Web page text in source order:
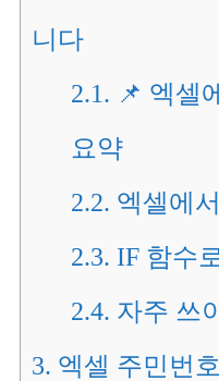
니다
2.1. 📌 엑셀
요약
2.2. 엑셀에
2.3. IF 함수
2.4. 자주 쓰
3. 엑셀 주민번